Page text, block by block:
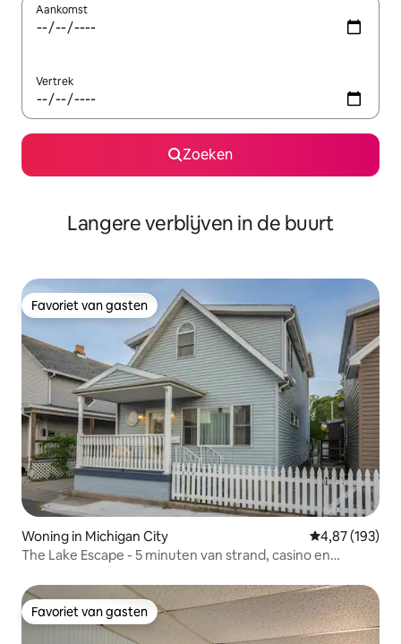
Aankomst
Vertrek
Zoeken
Langere verblijven in de buurt
Favoriet van gasten
Favoriet van gasten
Woning in Michigan City Gemiddelde
4,87 (193)
The Lake Escape - 5 minuten van strand, casino en
Favoriet van gasten
Favoriet van gasten